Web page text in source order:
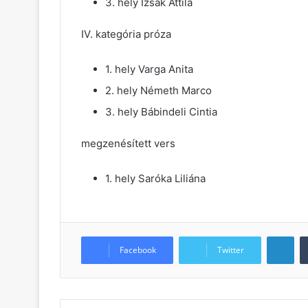
IV. kategória próza
1. hely Varga Anita
2. hely Németh Marco
3. hely Bábindeli Cintia
megzenésített vers
1. hely Saróka Liliána
Facebook Twitter